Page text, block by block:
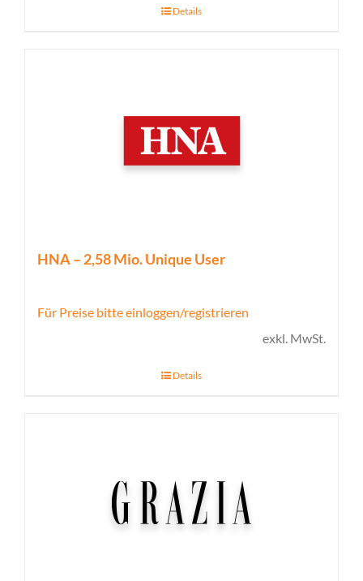
Details
HNA – 2,58 Mio. Unique User
Für Preise bitte einloggen/registrieren
exkl. MwSt.
Details